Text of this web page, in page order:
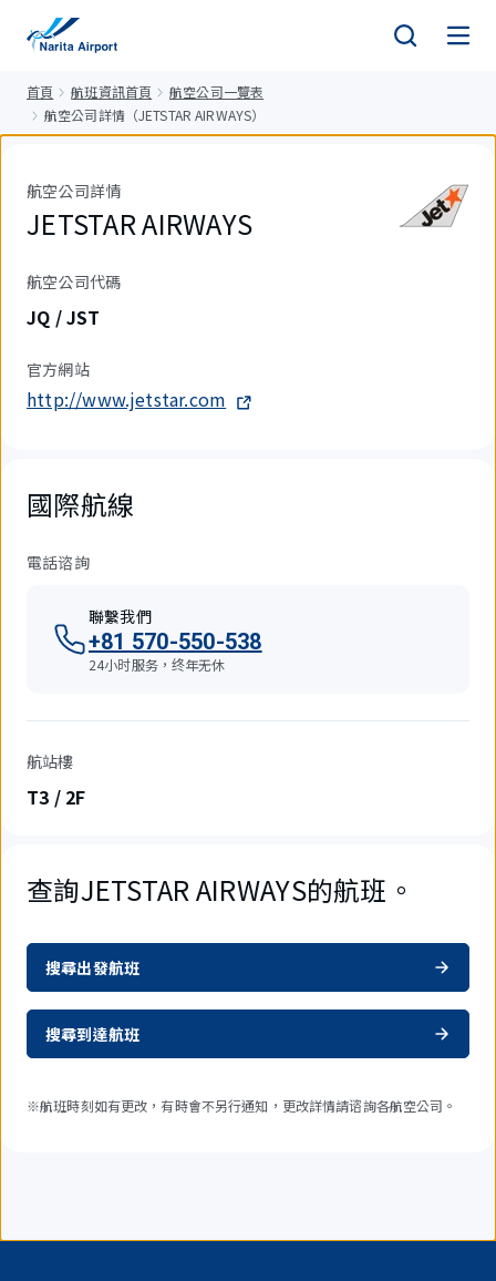
首頁 航班資訊首頁
航空公司一覽表
航空公司詳情（JETSTAR AIRWAYS）
航空公司詳情
JETSTAR AIRWAYS
航空公司代碼
JQ / JST
官方網站
http://www.jetstar.com
國際航線
電話谘詢
聯繫我們
+81 570-550-538
24小时服务，终年无休
航站樓
T3 / 2F
查詢JETSTAR AIRWAYS的航班。
搜尋出發航班
搜尋到達航班
※航班時刻如有更改，有時會不另行通知，更改詳情請谘詢各航空公司。